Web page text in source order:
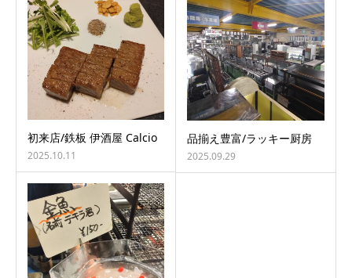
初来店/鉄板 伊酒屋 Calcio
2025.10.11
品揃え豊富/ラッキー厨房
2025.09.29